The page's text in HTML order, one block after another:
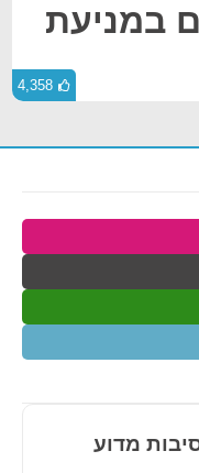
במניעת
4,358
השחייה: 8 סיבות מדוע